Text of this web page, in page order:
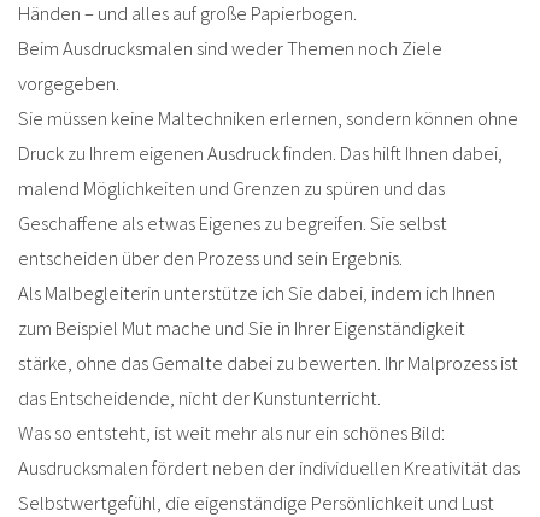
Händen – und alles auf große Papierbogen.
Beim Ausdrucksmalen sind weder Themen noch Ziele
vorgegeben.
Sie müssen keine Maltechniken erlernen, sondern können ohne
Druck zu Ihrem eigenen Ausdruck finden. Das hilft Ihnen dabei,
malend Möglichkeiten und Grenzen zu spüren und das
Geschaffene als etwas Eigenes zu begreifen. Sie selbst
entscheiden über den Prozess und sein Ergebnis.
Als Malbegleiterin unterstütze ich Sie dabei, indem ich Ihnen
zum Beispiel Mut mache und Sie in Ihrer Eigenständigkeit
stärke, ohne das Gemalte dabei zu bewerten. Ihr Malprozess ist
das Entscheidende, nicht der Kunstunterricht.
Was so entsteht, ist weit mehr als nur ein schönes Bild:
Ausdrucksmalen fördert neben der individuellen Kreativität das
Selbstwertgefühl, die eigenständige Persönlichkeit und Lust